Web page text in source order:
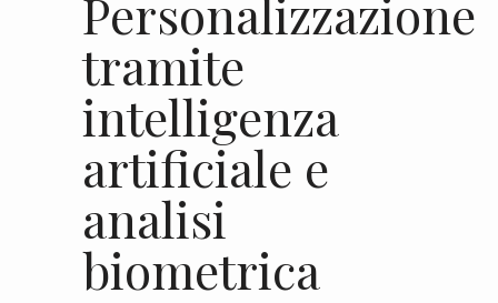
Personalizzazione
tramite
intelligenza
artificiale e
analisi
biometrica